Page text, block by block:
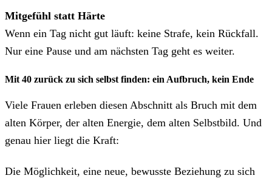
Mitgefühl statt Härte
Wenn ein Tag nicht gut läuft: keine Strafe, kein Rückfall.
Nur eine Pause und am nächsten Tag geht es weiter.
Mit 40 zurück zu sich selbst finden: ein Aufbruch, kein Ende
Viele Frauen erleben diesen Abschnitt als Bruch mit dem
alten Körper, der alten Energie, dem alten Selbstbild. Und
genau hier liegt die Kraft:
Die Möglichkeit, eine neue, bewusste Beziehung zu sich